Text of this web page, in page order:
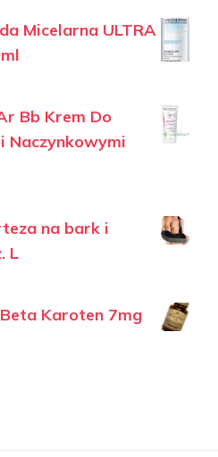
Micelarna ULTRA
Bb Krem Do
Naczynkowymi
na bark i
L
Karoten 7mg